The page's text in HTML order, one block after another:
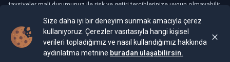
tavsiyeler mali durumunuz ile risk ve getiri tercihlerinize uygun olmayabilir.
verilmesi beklentilerinize uygun sonuçlar doğurmayabilir.
©Copyright 2024 YeniGün Gazetesi Tüm Hakları
FiBilişim Haber Yazılımı
v1.5.2
Size daha iyi bir deneyim sunmak amacıyla çerez
kullanıyoruz. Çerezler vasıtasıyla hangi kişisel
verileri topladığımız ve nasıl kullandığımız hakkında
aydınlatma metnine buradan ulaşabilirsin.